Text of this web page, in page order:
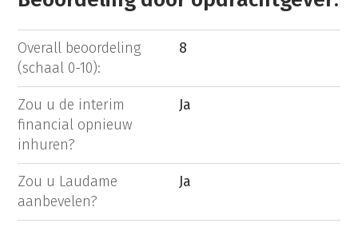
Overall beoordeling
(schaal 0-10):
8
Zou u de interim
financial opnieuw
inhuren?
Ja
Zou u Laudame
aanbevelen?
Ja